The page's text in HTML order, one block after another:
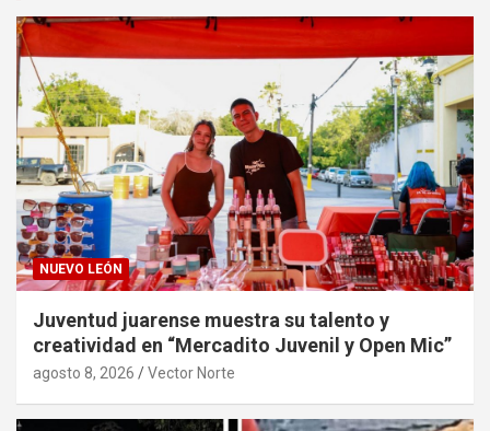
NUEVO LEÓN
Juventud juarense muestra su talento y
creatividad en “Mercadito Juvenil y Open Mic”
agosto 8, 2026 Vector Norte